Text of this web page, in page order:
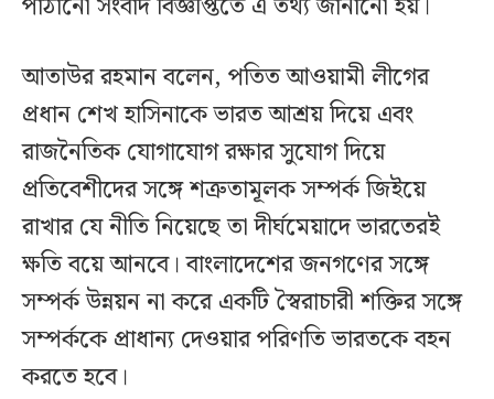
আতাউর রহমান বলেন, পতিত আওয়ামী লীগের
প্রধান শেখ হাসিনাকে ভারত আশ্রয় দিয়ে এবং
রাজনৈতিক যোগাযোগ রক্ষার সুযোগ দিয়ে
প্রতিবেশীদের সঙ্গে শত্রুতামূলক সম্পর্ক জিইয়ে
রাখার যে নীতি নিয়েছে তা দীর্ঘমেয়াদে ভারতেরই
ক্ষতি বয়ে আনবে। বাংলাদেশের জনগণের সঙ্গে
সম্পর্ক উন্নয়ন না করে একটি স্বৈরাচারী শক্তির সঙ্গে
সম্পর্ককে প্রাধান্য দেওয়ার পরিণতি ভারতকে বহন
করতে হবে।